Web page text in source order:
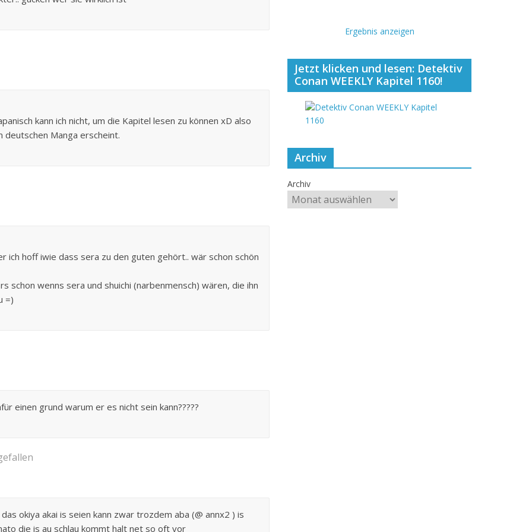
kann ich nicht, um die Kapitel lesen zu können xD also
deutschen Manga erscheint.
ich hoff iwie dass sera zu den guten gehört.. wär schon schön
schon wenns sera und shuichi (narbenmensch) wären, die ihn
=)
einen grund warum er es nicht sein kann?????
okiya akai is seien kann zwar trozdem aba (@ annx2 ) is
die is au schlau kommt halt net so oft vor
Ergebnis anzeigen
Jetzt klicken und lesen: Detektiv
Conan WEEKLY Kapitel 1160!
Archiv
Archiv